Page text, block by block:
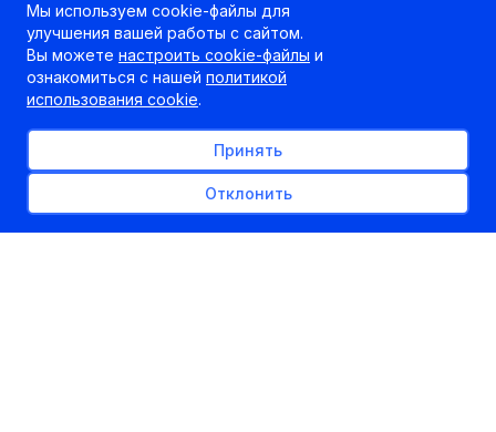
Мы используем cookie-файлы для
улучшения вашей работы с сайтом.
Вы можете настроить cookie-файлы и
ознакомиться с нашей политикой
использования cookie.
Принять
Отклонить